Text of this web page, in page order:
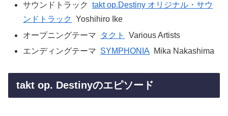
サウンドトラック
takt op.Destiny オリジナル・サウ
ンドトラック Yoshihiro Ike
オープニングテーマ
タクト
Various Artists
エンディングテーマ SYMPHONIA Mika Nakashima
takt op. Destinyのエピソード